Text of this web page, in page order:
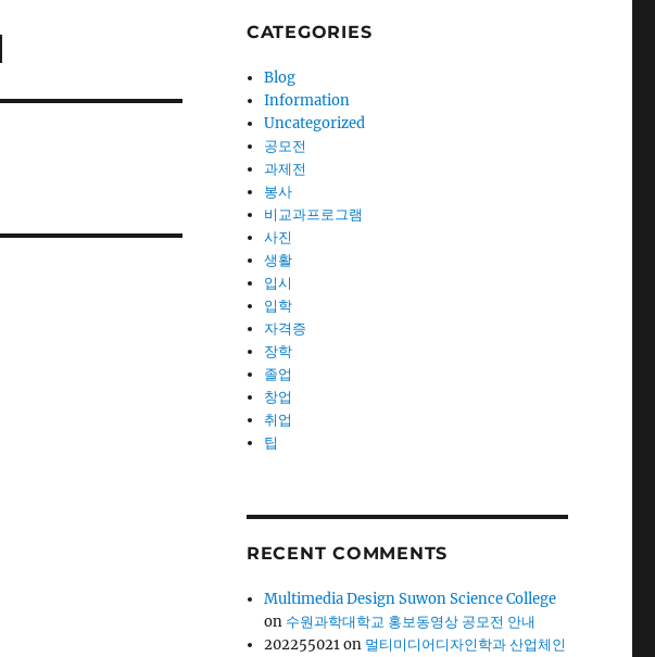
CATEGORIES
Blog
Information
Uncategorized
공모전
과제전
봉사
비교과프로그램
사진
생활
입시
입학
자격증
장학
졸업
창업
취업
팁
RECENT COMMENTS
Multimedia Design Suwon Science College
on 수원과학대학교 홍보동영상 공모전 안내
202255021on 멀티미디어디자인학과 산업체인